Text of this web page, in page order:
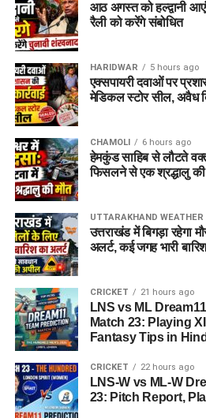
आठ अगस्त को हल्द्वानी
रैली को करेंगे संबोधित
HARIDWAR 5 hours ago
एक्सपायरी दवाओं पर
मेडिकल स्टोर सील, अवैध
CHAMOLI 6 hours ago
हेमकुंड साहिब से लौटते
फिसलने से एक श्रद्धालु की
UTTARAKHAND WEATHER
उत्तराखंड में बिगड़ा रहेगा
अलर्ट, कई जगह भारी
CRICKET 21 hours ago
LNS vs ML
Match 23: Playing
Fantasy Tips in
CRICKET 22 hours ago
LNS-W vs ML-W
23: Pitch Report,